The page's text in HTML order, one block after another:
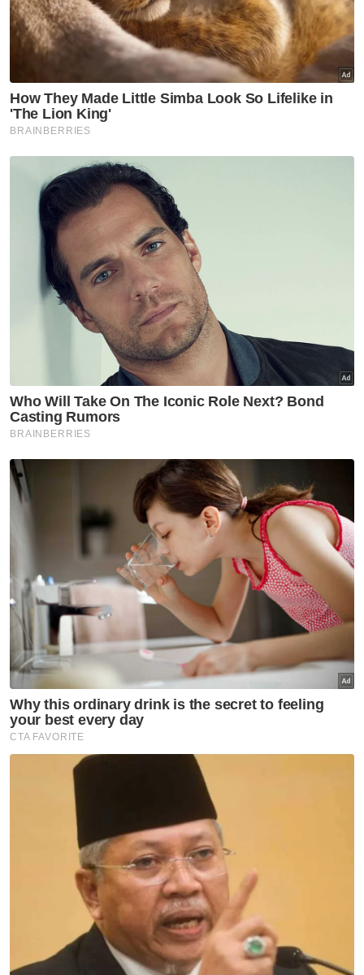
Seludup Bunga Ganja
PDRM
Jenayah
Artikel Disyorkan
Semasa
Bapa lemas cuba selamatkan
anak jatuh kolam ikan
Semasa
Enam individu direman
seminggu bantu siasatan kes
culik
pukul, ugut pengguna jalan
raya
Semasa
AKPS sita kontena disyaki
hantar barang eksport ke Israel